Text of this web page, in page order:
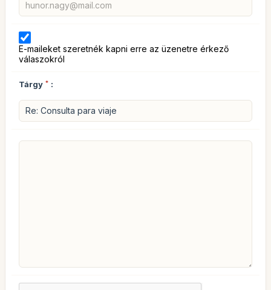
E-maileket szeretnék kapni erre az üzenetre érkező
válaszokról
Tárgy * :